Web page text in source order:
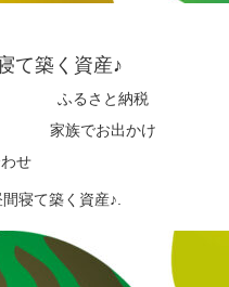
て築く資産♪
ふるさと納税
家族でお出かけ
せ
寝て築く資産♪.